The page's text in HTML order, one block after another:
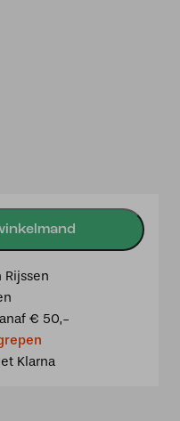
€ 50,-
Klarna